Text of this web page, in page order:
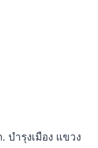
บำรุงเมือง แขวง